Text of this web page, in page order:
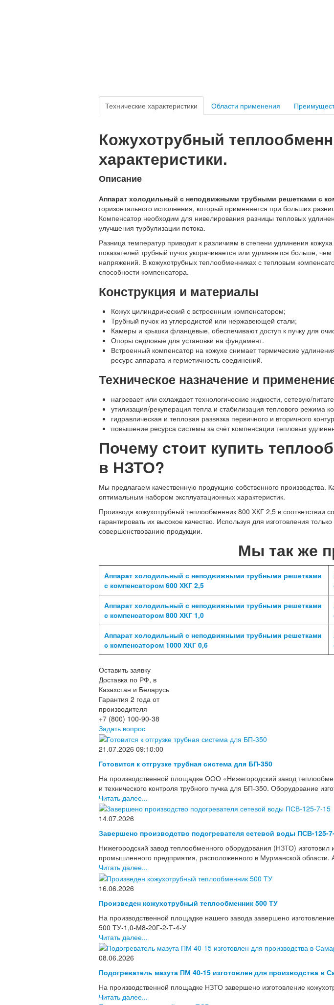
Технические характеристики Области применения
Кожухотрубный
характеристики.
Описание
Аппарат холодильный с неподвижными трубными решетками с
горизонтального исполнения, который применяется при больших
Компенсатор необходим для нивелирования разницы тепловых
улучшения турбулизации потока.
Разница температур приводит к различиям в степени удлинения
показателей трубный пучок укорачивается или удлиняется больше,
напряжений. В кожухотрубных теплообменниках с тепловым
способности компенсатора.
Конструкция и материалы
Кожух цилиндрический с встроенным компенсатором;
Трубный пучок из углеродистой или нержавеющей стали;
Камеры и крышки фланцевые, обеспечивают доступ к пучку для
Опоры седловые для установки на фундамент.
Встроенный компенсатор на кожухе снимает термические
ресурс аппарата и герметичность соединений.
Техническое назначение и
нагревает или охлаждает технологические жидкости, сетевую/
утилизация/рекуперация тепла и стабилизация теплового режима
гидравлическая и тепловая развязка первичного и вторичного
повышение ресурса системы за счёт компенсации тепловых
Почему стоит купить
в НЗТО?
Мы предлагаем качественную продукцию собственного производства.
оптимальным набором эксплуатационных характеристик.
Производя кожухотрубный теплообменник 800 ХКГ 2,5 в
гарантировать их высокое качество. Используя для изготовления
совершенствованию продукции.
Мы так же
Аппарат холодильный с неподвижными трубными решетками
с компенсатором 600 ХКГ 2,5
Аппарат холодильный с неподвижными трубными решетками
с компенсатором 800 ХКГ 1,0
Аппарат холодильный с неподвижными трубными решетками
с компенсатором 1000 ХКГ 0,6
Оставить заявку
Доставка по РФ, в
Казахстан и Беларусь
Гарантия 2 года от
производителя
+7 (800) 100-90-38
Задать вопрос
21.07.2026 09:10:00
Готовится к отгрузке трубная система для БП-350
На производственной площадке ООО «Нижегородский завод
и технического контроля трубного пучка для БП-350. Оборудование
Читать далее...
14.07.2026
Завершено производство подогревателя сетевой воды ПСВ-125-
Нижегородский завод теплообменного оборудования (НЗТО)
промышленного предприятия, расположенного в Мурманской области.
Читать далее...
16.06.2026
Произведен кожухотрубный теплообменник 500 ТУ
На производственной площадке нашего завода завершено
500 ТУ-1,0-М8-20Г-2-Т-4-У
Читать далее...
08.06.2026
Подогреватель мазута ПМ 40-15 изготовлен для производства в
На производственной площадке НЗТО завершено изготовление
Читать далее...